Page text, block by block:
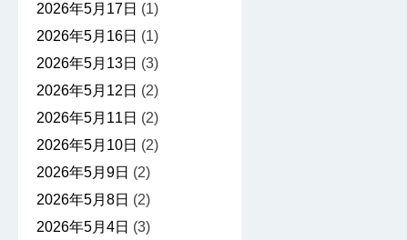
2026年5月17日 (1)
2026年5月16日 (1)
2026年5月13日 (3)
2026年5月12日 (2)
2026年5月11日 (2)
2026年5月10日 (2)
2026年5月9日 (2)
2026年5月8日 (2)
2026年5月4日 (3)